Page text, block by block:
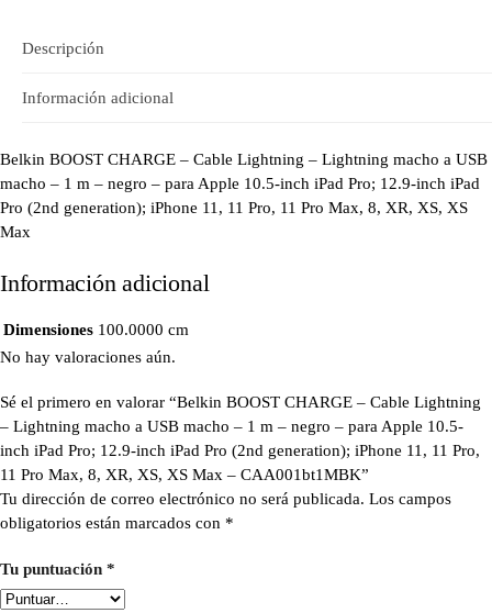
Descripción
Información adicional
Belkin BOOST CHARGE – Cable Lightning – Lightning macho a USB
macho – 1 m – negro – para Apple 10.5-inch iPad Pro; 12.9-inch iPad
Pro (2nd generation); iPhone 11, 11 Pro, 11 Pro Max, 8, XR, XS, XS
Max
Información adicional
Dimensiones 100.0000 cm
No hay valoraciones aún.
Sé el primero en valorar “Belkin BOOST CHARGE – Cable Lightning
– Lightning macho a USB macho – 1 m – negro – para Apple 10.5-
inch iPad Pro; 12.9-inch iPad Pro (2nd generation); iPhone 11, 11 Pro,
11 Pro Max, 8, XR, XS, XS Max – CAA001bt1MBK”
Tu dirección de correo electrónico no será publicada. Los campos
obligatorios están marcados con *
Tu puntuación *